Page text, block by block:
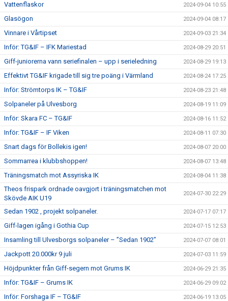
Vattenflaskor 2024-09-04 10:55
Glasögon 2024-09-04 08:17
Vinnare i Vårtipset 2024-09-03 21:34
Inför: TG&IF – IFK Mariestad 2024-08-29 20:51
Giff-juniorerna vann seriefinalen – upp i serieledning 2024-08-29 19:13
Effektivt TG&IF krigade till sig tre poäng i Värmland 2024-08-24 17:25
Inför: Strömtorps IK – TG&IF 2024-08-23 21:48
Solpaneler på Ulvesborg 2024-08-19 11:09
Inför: Skara FC – TG&IF 2024-08-16 11:52
Inför: TG&IF – IF Viken 2024-08-11 07:30
Snart dags för Bollekis igen! 2024-08-07 20:00
Sommarrea i klubbshoppen! 2024-08-07 13:48
Träningsmatch mot Assyriska IK 2024-08-04 11:38
Theos frispark ordnade oavgjort i träningsmatchen mot
Skövde AIK U19
2024-07-30 22:29
Sedan 1902 , projekt solpaneler. 2024-07-17 07:17
Giff-lagen igång i Gothia Cup 2024-07-15 12:53
Insamling till Ulvesborgs solpaneler – ”Sedan 1902” 2024-07-07 08:01
Jackpott 20.000kr 9 juli 2024-07-03 11:59
Höjdpunkter från Giff-segern mot Grums IK 2024-06-29 21:35
Inför: TG&IF – Grums IK 2024-06-29 09:02
Inför: Forshaga IF – TG&IF 2024-06-19 13:05